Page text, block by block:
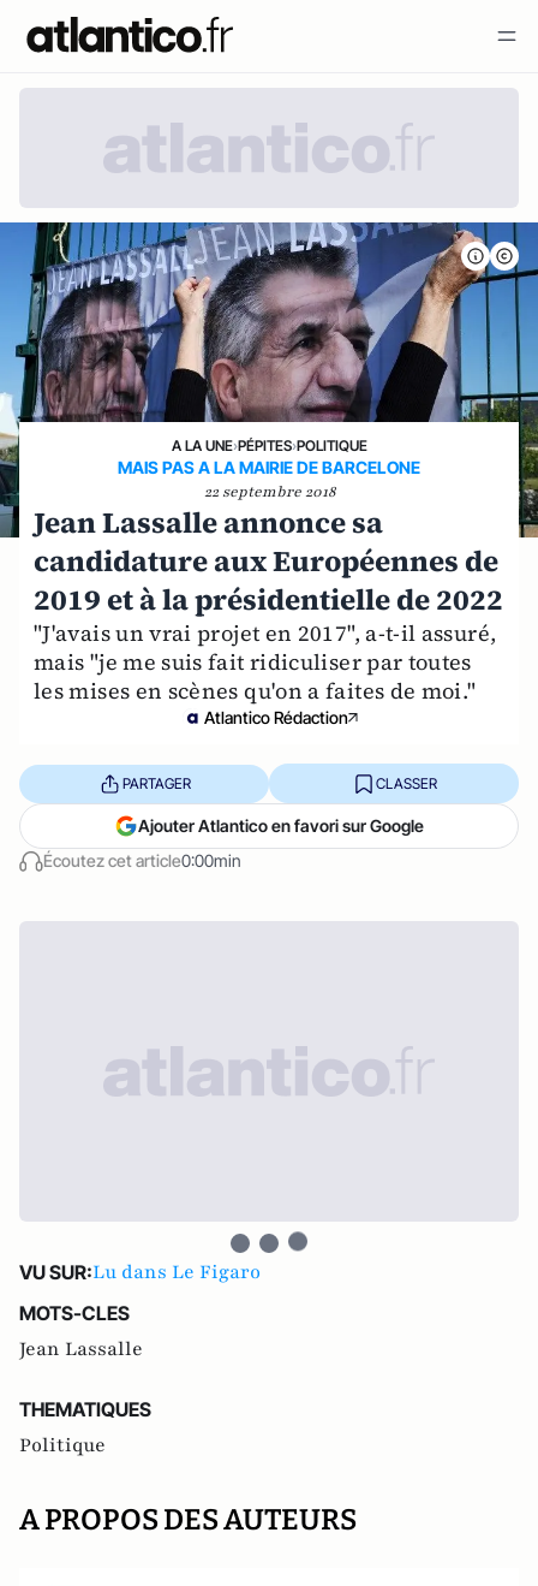
A LA UNE›PÉPITES›POLITIQUE
MAIS PAS A LA MAIRIE DE BARCELONE
22 septembre 2018
Jean Lassalle annonce sa
candidature aux Européennes de
2019 et à la présidentielle de 2022
"J'avais un vrai projet en 2017", a-t-il assuré,
mais "je me suis fait ridiculiser par toutes
les mises en scènes qu'on a faites de moi."
Atlantico Rédaction
Écoutez cet article0:00min
PARTAGER CLASSER
Ajouter Atlantico en favori sur Google
VU SUR:Lu dans Le Figaro
MOTS-CLES
Jean Lassalle
THEMATIQUES
Politique
A PROPOS DES AUTEURS